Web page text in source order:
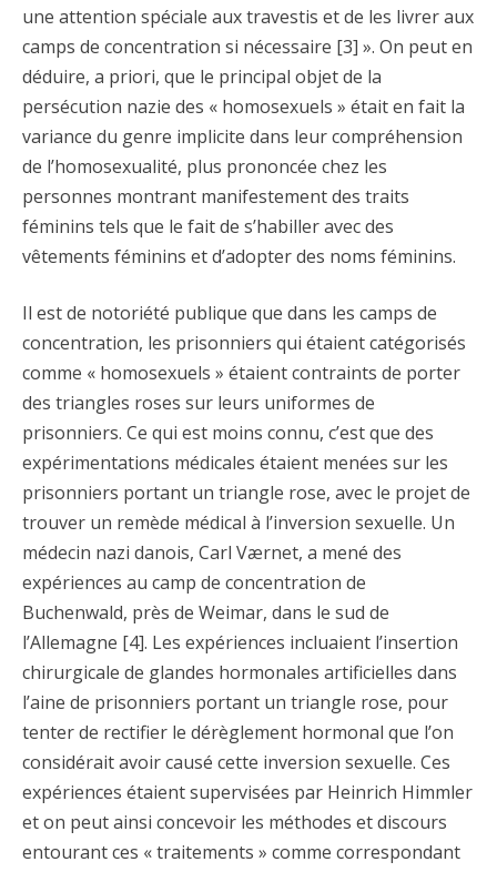
une attention spéciale aux travestis et de les livrer aux
camps de concentration si nécessaire [3] ». On peut en
déduire, a priori, que le principal objet de la
persécution nazie des « homosexuels » était en fait la
variance du genre implicite dans leur compréhension
de l’homosexualité, plus prononcée chez les
personnes montrant manifestement des traits
féminins tels que le fait de s’habiller avec des
vêtements féminins et d’adopter des noms féminins.
Il est de notoriété publique que dans les camps de
concentration, les prisonniers qui étaient catégorisés
comme « homosexuels » étaient contraints de porter
des triangles roses sur leurs uniformes de
prisonniers. Ce qui est moins connu, c’est que des
expérimentations médicales étaient menées sur les
prisonniers portant un triangle rose, avec le projet de
trouver un remède médical à l’inversion sexuelle. Un
médecin nazi danois, Carl Værnet, a mené des
expériences au camp de concentration de
Buchenwald, près de Weimar, dans le sud de
l’Allemagne [4]. Les expériences incluaient l’insertion
chirurgicale de glandes hormonales artificielles dans
l’aine de prisonniers portant un triangle rose, pour
tenter de rectifier le dérèglement hormonal que l’on
considérait avoir causé cette inversion sexuelle. Ces
expériences étaient supervisées par Heinrich Himmler
et on peut ainsi concevoir les méthodes et discours
entourant ces « traitements » comme correspondant